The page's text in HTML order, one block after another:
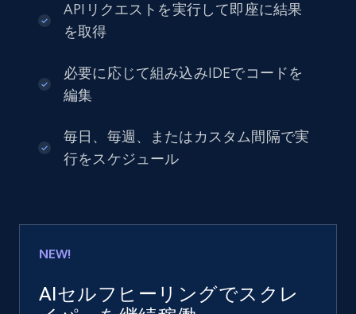
APIリクエストを実行して即座に結果
を取得
必要に応じて組み込みIDEでコードを
編集
毎日、毎週、またはカスタム間隔で実
行をスケジュール
NEW!
AIセルフヒーリングでスクレ